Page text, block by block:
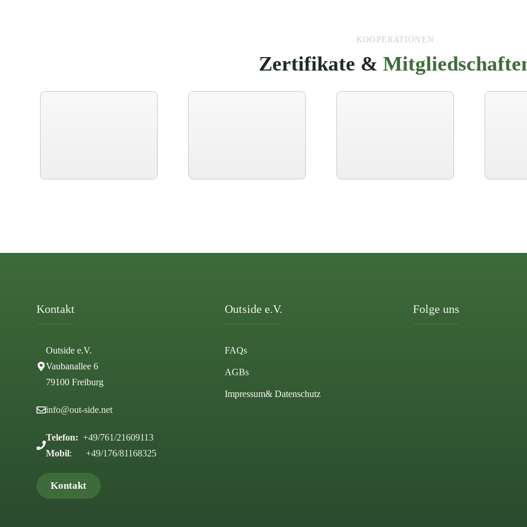
KOOPERATIONEN
Zertifikate &
Kontakt
Outside e.V.
Vaubanallee 6
79100 Freiburg
info@out-side.net
Telefon: +49/761/21609113
Mobil: +49/176/81168325
Kontakt
Outside e.V.
FAQs
AGBs
Impressum& Datenschutz
Folge uns